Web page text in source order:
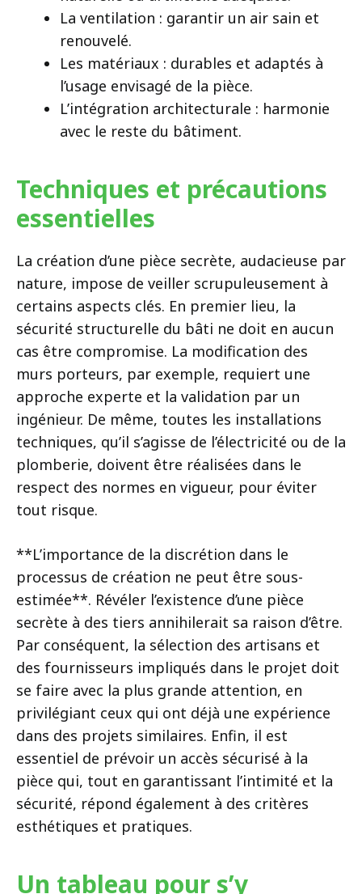
La ventilation : garantir un air sain et
renouvelé.
Les matériaux : durables et adaptés à
l’usage envisagé de la pièce.
L’intégration architecturale : harmonie
avec le reste du bâtiment.
Techniques et précautions
essentielles
La création d’une pièce secrète, audacieuse par
nature, impose de veiller scrupuleusement à
certains aspects clés. En premier lieu, la
sécurité structurelle du bâti ne doit en aucun
cas être compromise. La modification des
murs porteurs, par exemple, requiert une
approche experte et la validation par un
ingénieur. De même, toutes les installations
techniques, qu’il s’agisse de l’électricité ou de la
plomberie, doivent être réalisées dans le
respect des normes en vigueur, pour éviter
tout risque.
**L’importance de la discrétion dans le
processus de création ne peut être sous-
estimée**. Révéler l’existence d’une pièce
secrète à des tiers annihilerait sa raison d’être.
Par conséquent, la sélection des artisans et
des fournisseurs impliqués dans le projet doit
se faire avec la plus grande attention, en
privilégiant ceux qui ont déjà une expérience
dans des projets similaires. Enfin, il est
essentiel de prévoir un accès sécurisé à la
pièce qui, tout en garantissant l’intimité et la
sécurité, répond également à des critères
esthétiques et pratiques.
Un tableau pour s’y